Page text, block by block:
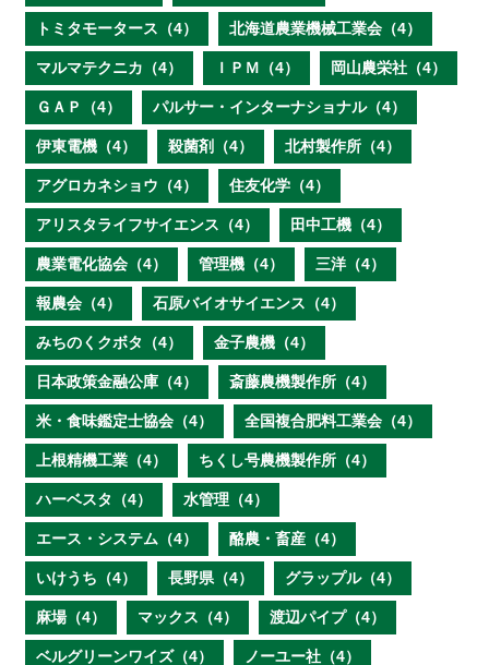
トミタモータース（4） 北海道農業機械工業会（4）
マルマテクニカ（4） ＩＰＭ（4） 岡山農栄社（4）
ＧＡＰ（4） パルサー・インターナショナル（4）
伊東電機（4） 殺菌剤（4） 北村製作所（4）
アグロカネショウ（4） 住友化学（4）
アリスタライフサイエンス（4） 田中工機（4）
農業電化協会（4） 管理機（4） 三洋（4）
報農会（4） 石原バイオサイエンス（4）
みちのくクボタ（4） 金子農機（4）
日本政策金融公庫（4） 斎藤農機製作所（4）
米・食味鑑定士協会（4） 全国複合肥料工業会（4）
上根精機工業（4） ちくし号農機製作所（4）
ハーベスタ（4） 水管理（4）
エース・システム（4） 酪農・畜産（4）
いけうち（4） 長野県（4） グラップル（4）
麻場（4） マックス（4） 渡辺パイプ（4）
ベルグリーンワイズ（4） ノーユー社（4）